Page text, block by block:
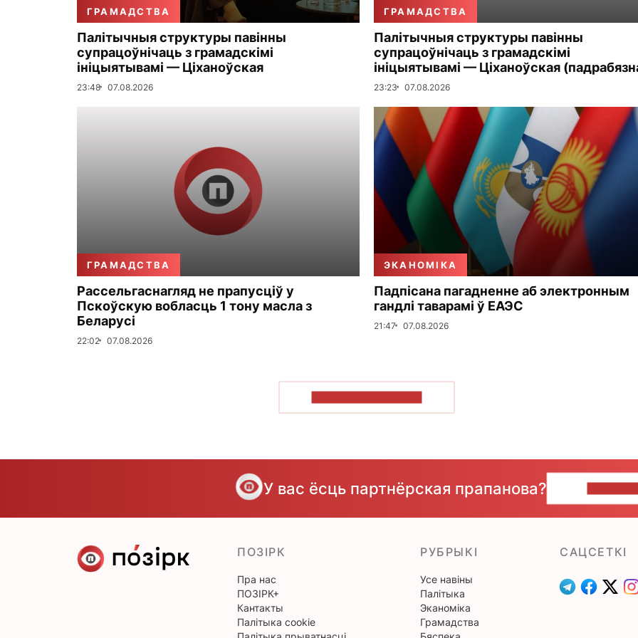
ГРАМАДСТВА
Палітычныя структуры павінны
супрацоўнічаць з грамадскімі
ініцыятывамі — Ціханоўская
23:48 07.08.2026
ГРАМАДСТВА
Палітычныя структуры павінны
супрацоўнічаць з грамадскімі
ініцыятывамі — Ціханоўская
23:23 07.08.2026
ГРАМАДСТВА
Рассельгаснагляд не прапусціў у
Пскоўскую вобласць 1 тону масла з
Беларусі
22:02 07.08.2026
ЭКАНОМІКА
Падпісана пагадненне аб электронным
гандлі таварамі ў ЕАЭС
21:47 07.08.2026
У вас ёсць партнёрская прапанова?
ПОЗІРК
Пра нас
ПОЗІРК+
Кантакты
Палітыка cookie
РУБРЫКІ
Усе навіны
Палітыка
Эканоміка
Грамадства
САЦСЕТКІ